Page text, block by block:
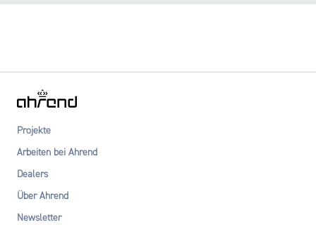
Projekte
Arbeiten bei Ahrend
Dealers
Über Ahrend
Newsletter